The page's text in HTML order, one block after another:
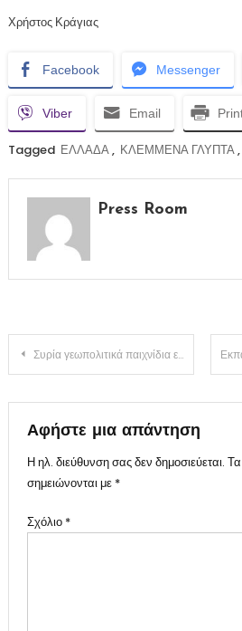
Χρήστος Κράγιας
Facebook Messenger
Viber Email
Tagged ΕΛΛΑΔΑ, ΚΛΕΜΜΕΝΑ ΓΛΥΠΤΑ,
Press Room
Πλοήγηση
άρθρων
Συρία γεωπολιτικά παιχνίδια εις βάρος των λαών(ΒΊΝΤΕΟ)
Αφήστε μια απάντηση
Η ηλ. διεύθυνση σας δεν δημοσιεύεται.
σημειώνονται με *
Σχόλιο *